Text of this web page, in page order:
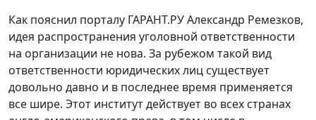
Как пояснил порталу ГАРАНТ.РУ Александр Ремезков,
идея распространения уголовной ответственности
на организации не нова. За рубежом такой вид
ответственности юридических лиц существует
довольно давно и в последнее время применяется
все шире. Этот институт действует во всех странах